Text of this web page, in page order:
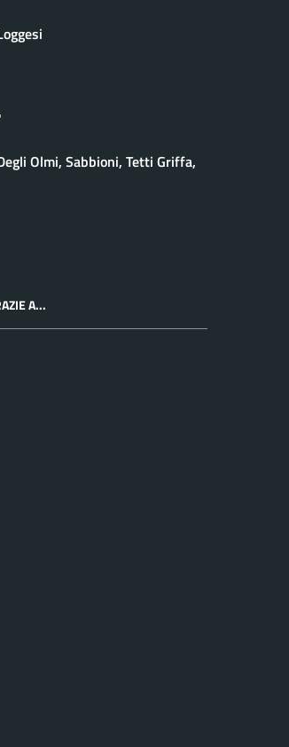
Olmi, Sabbioni, Tetti Griffa,
A...